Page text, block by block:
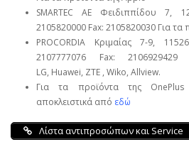
SMARTEC ΑΕ Φειδιππίδου 7,
2105820000 Fax: 2105820030 Για τα
PROCORDIA Κριμαίας 7-9,
2107777076 Fax:
LG, Huawei, ΖΤΕ , Wiko, Allview.
Για τα προϊόντα της
αποκλειστικά από εδώ
Λίστα αντιπροσώπων και Service